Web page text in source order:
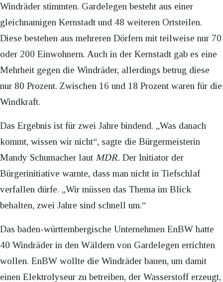
Windräder stimmten. Gardelegen besteht aus einer
gleichnamigen Kernstadt und 48 weiteren Ortsteilen.
Diese bestehen aus mehreren Dörfern mit teilweise nur 70
oder 200 Einwohnern. Auch in der Kernstadt gab es eine
Mehrheit gegen die Windräder, allerdings betrug diese
nur 80 Prozent. Zwischen 16 und 18 Prozent waren für die
Windkraft.
Das Ergebnis ist für zwei Jahre bindend. „Was danach
kommt, wissen wir nicht“, sagte die Bürgermeisterin
Mandy Schumacher laut MDR. Der Initiator der
Bürgerinitiative warnte, dass man nicht in Tiefschlaf
verfallen dürfe. „Wir müssen das Thema im Blick
behalten, zwei Jahre sind schnell um.“
Das baden-württembergische Unternehmen EnBW hatte
40 Windräder in den Wäldern von Gardelegen errichten
wollen. EnBW wollte die Windräder bauen, um damit
einen Elektrolyseur zu betreiben, der Wasserstoff erzeugt,